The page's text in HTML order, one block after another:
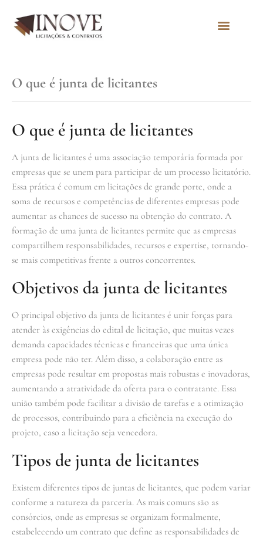
O que é junta de licitantes
O que é junta de licitantes
A junta de licitantes é uma associação temporária formada por
empresas que se unem para participar de um processo licitatório.
Essa prática é comum em licitações de grande porte, onde a
soma de recursos e competências de diferentes empresas pode
aumentar as chances de sucesso na obtenção do contrato. A
formação de uma junta de licitantes permite que as empresas
compartilhem responsabilidades, recursos e expertise, tornando-
se mais competitivas frente a outros concorrentes.
Objetivos da junta de licitantes
O principal objetivo da junta de licitantes é unir forças para
atender às exigências do edital de licitação, que muitas vezes
demanda capacidades técnicas e financeiras que uma única
empresa pode não ter. Além disso, a colaboração entre as
empresas pode resultar em propostas mais robustas e inovadoras,
aumentando a atratividade da oferta para o contratante. Essa
união também pode facilitar a divisão de tarefas e a otimização
de processos, contribuindo para a eficiência na execução do
projeto, caso a licitação seja vencedora.
Tipos de junta de licitantes
Existem diferentes tipos de juntas de licitantes, que podem variar
conforme a natureza da parceria. As mais comuns são as
consórcios, onde as empresas se organizam formalmente,
estabelecendo um contrato que define as responsabilidades de